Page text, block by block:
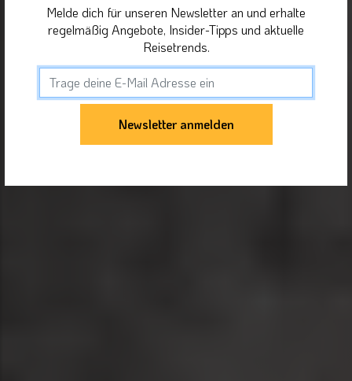
Melde dich für unseren Newsletter an und erhalte
regelmäßig Angebote, Insider-Tipps und aktuelle
Reisetrends.